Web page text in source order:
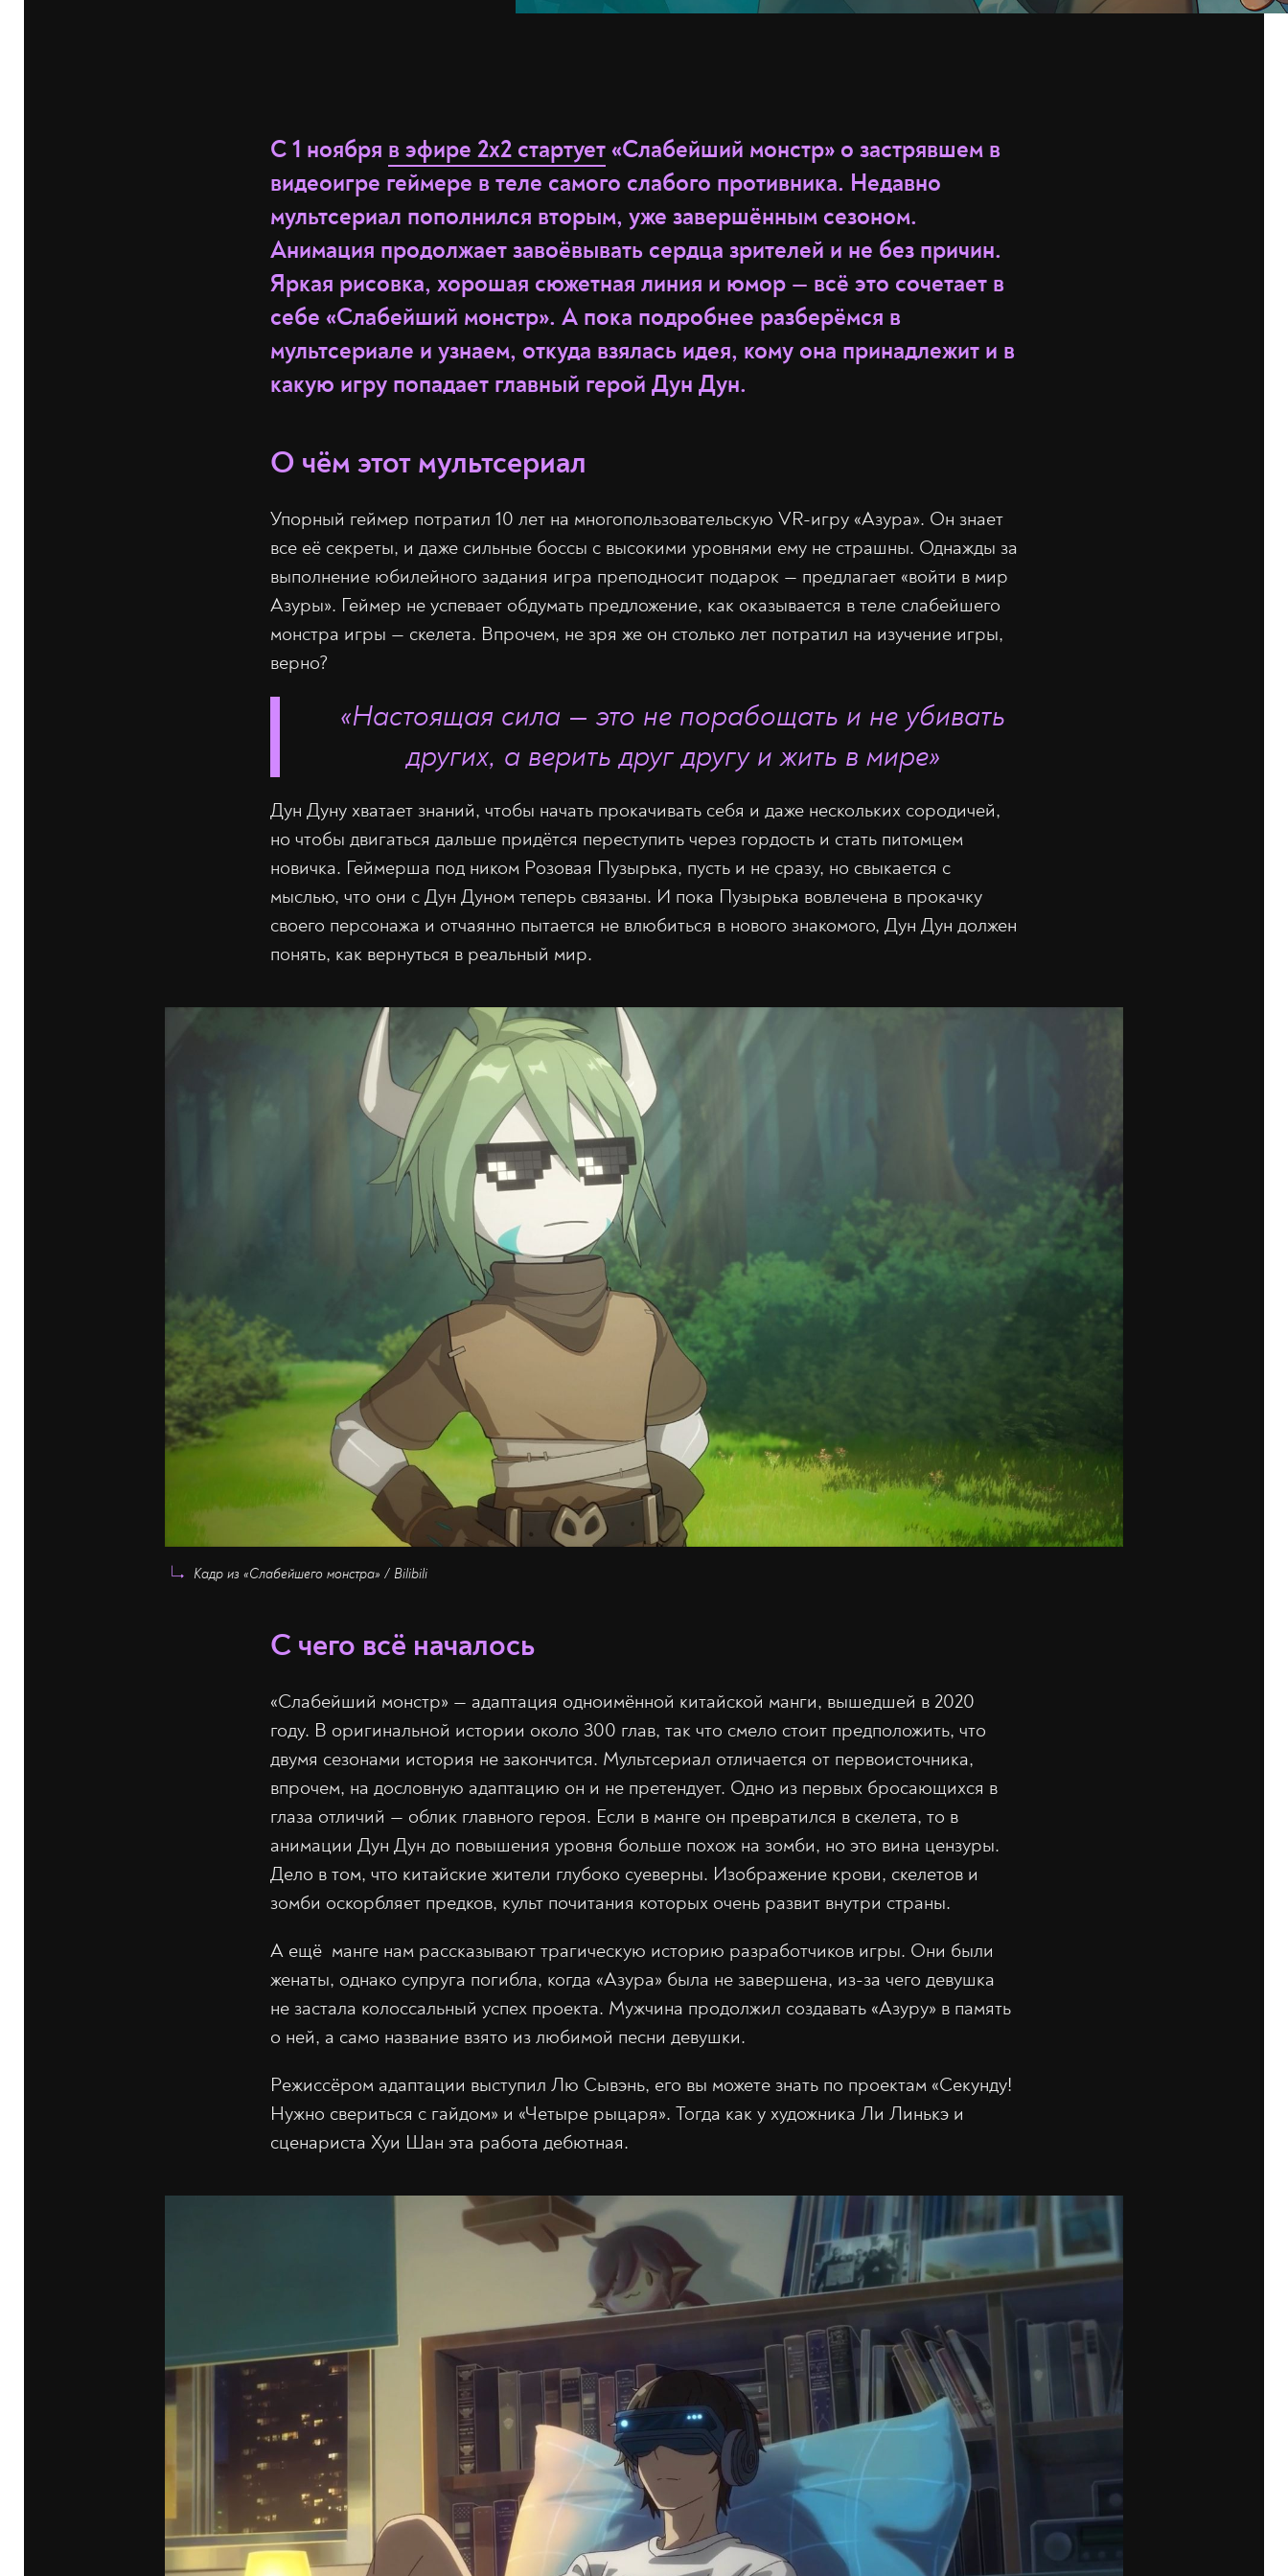
С 1 ноября в эфире 2x2 стартует«Слабейший монстр» о застрявшем в
видеоигре геймере в теле самого слабого противника. Недавно
мультсериал пополнился вторым, уже завершённым сезоном.
Анимация продолжает завоёвывать сердца зрителей и не без причин.
Яркая рисовка, хорошая сюжетная линия и юмор — всё это сочетает в
себе «Слабейший монстр». А пока подробнее разберёмся в
мультсериале и узнаем, откуда взялась идея, кому она принадлежит и в
какую игру попадает главный герой Дун Дун.
О чём этот мультсериал
Упорный геймер потратил 10 лет на многопользовательскую VR-игру «Азура». Он знает
все её секреты, и даже сильные боссы с высокими уровнями ему не страшны. Однажды за
выполнение юбилейного задания игра преподносит подарок — предлагает «войти в мир
Азуры». Геймер не успевает обдумать предложение, как оказывается в теле слабейшего
монстра игры — скелета. Впрочем, не зря же он столько лет потратил на изучение игры,
верно?
«Настоящая сила — это не порабощать и не убивать
других, а верить друг другу и жить в мире»
Дун Дуну хватает знаний, чтобы начать прокачивать себя и даже нескольких сородичей,
но чтобы двигаться дальше придётся переступить через гордость и стать питомцем
новичка. Геймерша под ником Розовая Пузырька, пусть и не сразу, но свыкается с
мыслью, что они с Дун Дуном теперь связаны. И пока Пузырька вовлечена в прокачку
своего персонажа и отчаянно пытается не влюбиться в нового знакомого, Дун Дун должен
понять, как вернуться в реальный мир.
Кадр из «Слабейшего монстра» / Bilibili
С чего всё началось
«Слабейший монстр» — адаптация одноимённой китайской манги, вышедшей в 2020
году. В оригинальной истории около 300 глав, так что смело стоит предположить, что
двумя сезонами история не закончится. Мультсериал отличается от первоисточника,
впрочем, на дословную адаптацию он и не претендует. Одно из первых бросающихся в
глаза отличий — облик главного героя. Если в манге он превратился в скелета, то в
анимации Дун Дун до повышения уровня больше похож на зомби, но это вина цензуры.
Дело в том, что китайские жители глубоко суеверны. Изображение крови, скелетов и
зомби оскорбляет предков, культ почитания которых очень развит внутри страны.
А ещё манге нам рассказывают трагическую историю разработчиков игры. Они были
женаты, однако супруга погибла, когда «Азура» была не завершена, из-за чего девушка
не застала колоссальный успех проекта. Мужчина продолжил создавать «Азуру» в память
о ней, а само название взято из любимой песни девушки.
Режиссёром адаптации выступил Лю Сывэнь, его вы можете знать по проектам «Секунду!
Нужно свериться с гайдом» и «Четыре рыцаря». Тогда как у художника Ли Линькэ и
сценариста Хуи Шан эта работа дебютная.